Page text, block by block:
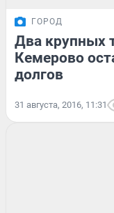
ГОРОД
Два крупных
Кемерово
долгов
31 августа, 2016, 11:31